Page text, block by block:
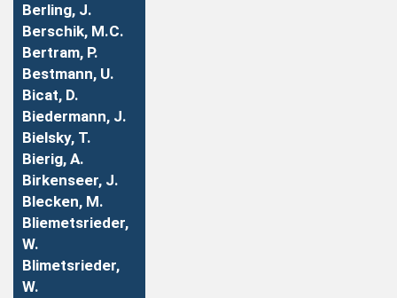
Berling, J.
Berschik, M.C.
Bertram, P.
Bestmann, U.
Bicat, D.
Biedermann, J.
Bielsky, T.
Bierig, A.
Birkenseer, J.
Blecken, M.
Bliemetsrieder,
W.
Blimetsrieder,
W.